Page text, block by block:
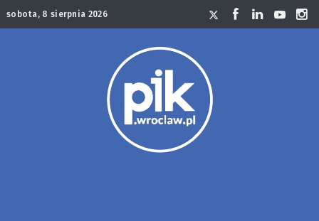
sobota, 8 sierpnia 2026